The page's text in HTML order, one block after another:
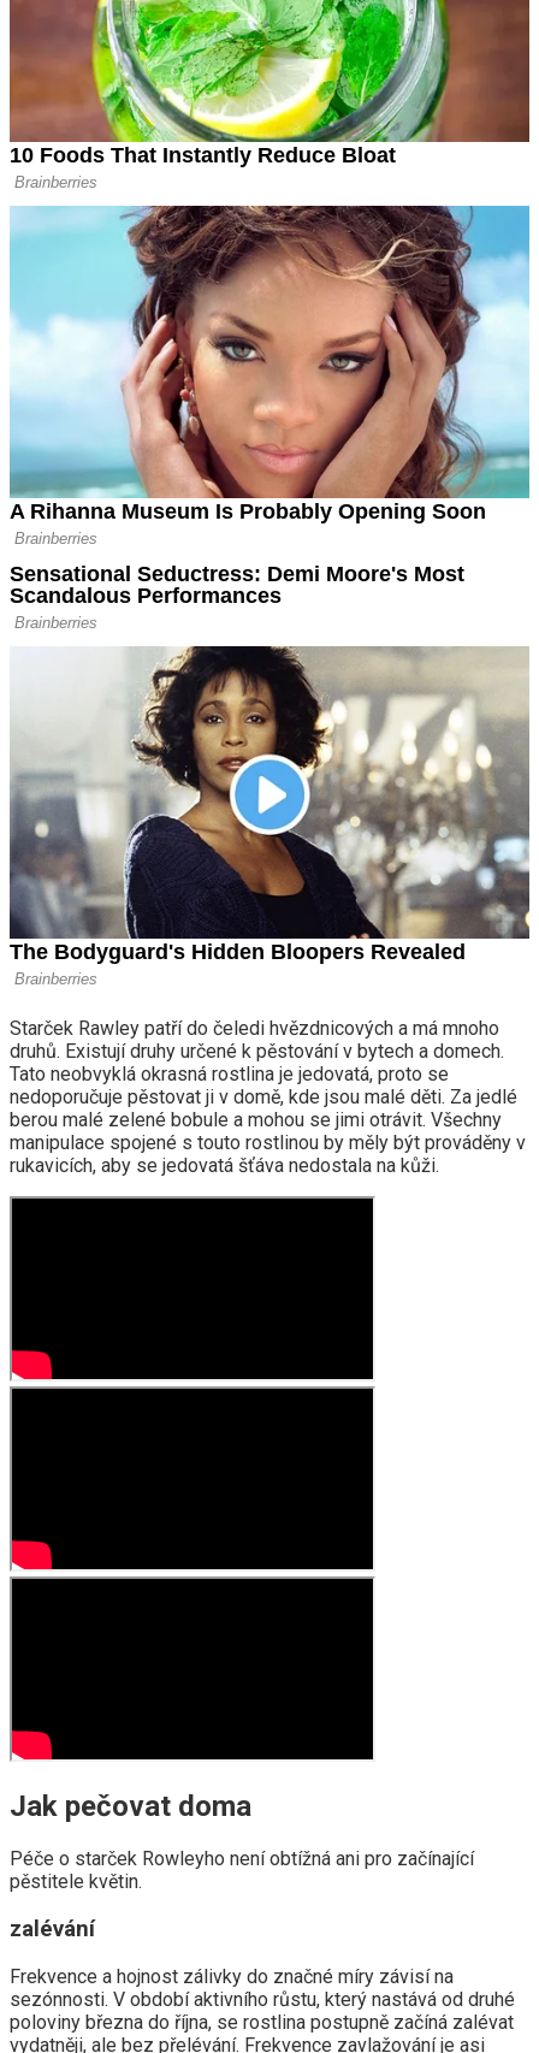
Starček Rawley patří do čeledi hvězdnicových a má mnoho
druhů. Existují druhy určené k pěstování v bytech a domech.
Tato neobvyklá okrasná rostlina je jedovatá, proto se
nedoporučuje pěstovat ji v domě, kde jsou malé děti. Za jedlé
berou malé zelené bobule a mohou se jimi otrávit. Všechny
manipulace spojené s touto rostlinou by měly být prováděny v
rukavicích, aby se jedovatá šťáva nedostala na kůži.
Jak pečovat doma
Péče o starček Rowleyho není obtížná ani pro začínající
pěstitele květin.
zalévání
Frekvence a hojnost zálivky do značné míry závisí na
sezónnosti. V období aktivního růstu, který nastává od druhé
poloviny března do října, se rostlina postupně začíná zalévat
vydatněji, ale bez přelévání. Frekvence zavlažování je asi